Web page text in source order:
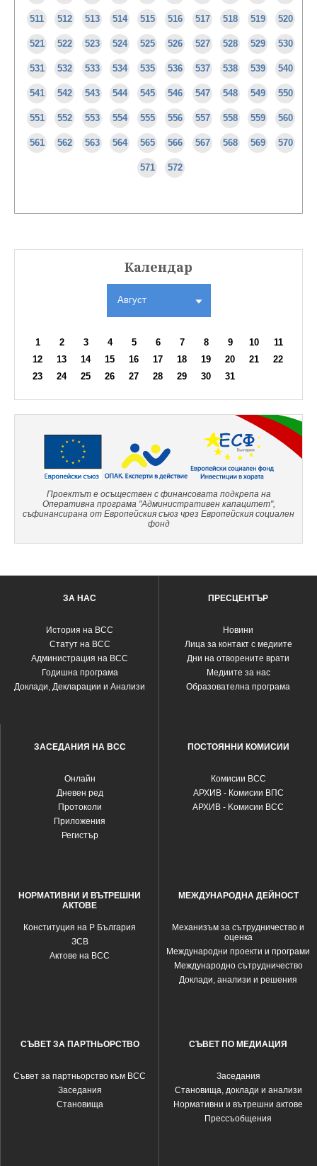
511 512 513 514 515 516 517 518 519 520
521 522 523 524 525 526 527 528 529 530
531 532 533 534 535 536 537 538 539 540
541 542 543 544 545 546 547 548 549 550
551 552 553 554 555 556 557 558 559 560
561 562 563 564 565 566 567 568 569 570
571 572
Календар
Август
1 2 3 4 5 6 7 8 9 10
11
12
13 14 15 16 17 18 19 20 21
22
23
24 25 26 27 28 29 30 31
Проектът е осъществен с финансовата подкрепа на
Оперативна програма "Административен капацитет",
съфинансирана от Европейския съюз чрез Европейския социален
фонд
ЗА НАС
История на ВСС
Статут на ВСС
Администрация на ВСС
Годишна програма
Доклади, Декларации и Анализи
ПРЕСЦЕНТЪР
Новини
Лица за контакт с медиите
Дни на отворените врати
Медиите за нас
Образователна програма
ЗАСЕДАНИЯ НА ВСС
Oнлайн
Дневен ред
Протоколи
Приложения
Регистър
ПОСТОЯННИ КОМИСИИ
Комисии ВСС
АРХИВ - Комисии ВПС
АРХИВ - Kомисии ВСС
НОРМАТИВНИ И ВЪТРЕШНИ
АКТОВЕ
Конституция на Р България
ЗСВ
Актове на ВСС
МЕЖДУНАРОДНА ДЕЙНОСТ
Механизъм за сътрудничество и
оценка
Международни проекти и програми
Международно сътрудничество
Доклади, анализи и решения
СЪВЕТ ЗА ПАРТНЬОРСТВО
Съвет за партньорство към ВСС
Заседания
Становища
СЪВЕТ ПО МЕДИАЦИЯ
Заседания
Становища, доклади и анализи
Нормативни и вътрешни актове
Прессъобщения